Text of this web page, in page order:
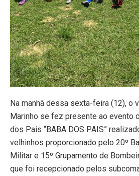
Na manhã dessa sexta-feira (12), o
Marinho se fez presente ao evento
dos Pais “BABA DOS PAIS”
velhinhos proporcionado pelo 20º
Militar e 15º Grupamento de
que foi recepcionado pelos